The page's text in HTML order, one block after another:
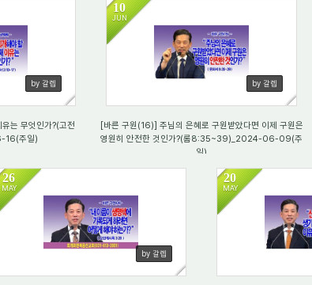
by 갈렙
는 무엇인가?(고전
16(주일)
10
JUN
by 갈렙
2938
[바른 구원(16)] 주님의 은혜로 구원받았다면 이제 구원은
영원히 안전한 것인가?(롬8:35~39)_2024-06-09(주
일)
26
MAY
by 갈렙
2433
20
MAY
2253